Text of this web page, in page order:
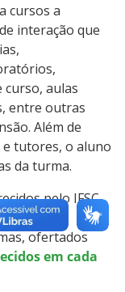
cursos a
interação que
curso, aulas
entre outras
Além de
tutores, o aluno
da turma.
pelo IFSC.
ofertados
em cada